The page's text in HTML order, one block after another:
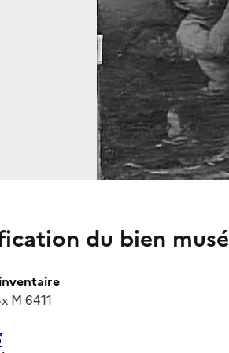
du bien
M 6411